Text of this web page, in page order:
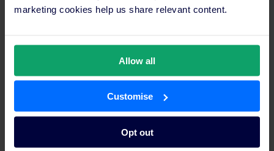
marketing cookies help us share relevant content.
Allow all
Customise
Opt out
Gracias a las funciones que ofrece SiteMinder, The Phala Group
ha aumentado sus reservas entre un 10 % y un 15 %.